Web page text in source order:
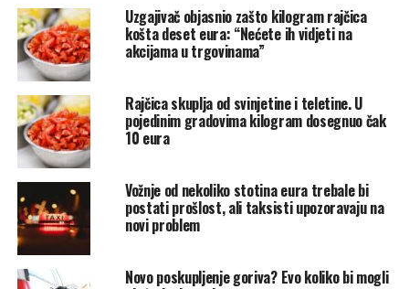
Prosječna cijena stana iznosi 8.380 eura po četvornom
metru, što je rast od 7,2 posto u odnosu na prošlu
godinu i 17 posto u posljednje dvije godine.
Za usporedbu, u Göteborgu prosječna cijena iznosi 4.428
eura po četvornom metru, a u Malmöu 3.369 eura.
9. Kopenhagen: prosječna cijena
8.405 €/m²
Danska prijestolnica, poznata po slikovitoj luci Nyhavn,
biciklističkoj infrastrukturi i vrhunskoj gastronomskoj
sceni, ujedno je i najbrže rastuće tržište među deset
Uzgajivač objasnio zašto kilogram rajčica
košta deset eura: “Nećete ih vidjeti na
akcijama u trgovinama”
Rajčica skuplja od svinjetine i teletine. U
pojedinim gradovima kilogram dosegnuo čak
10 eura
Vožnje od nekoliko stotina eura trebale bi
postati prošlost, ali taksisti upozoravaju na
novi problem
Novo poskupljenje goriva? Evo koliko bi mogli